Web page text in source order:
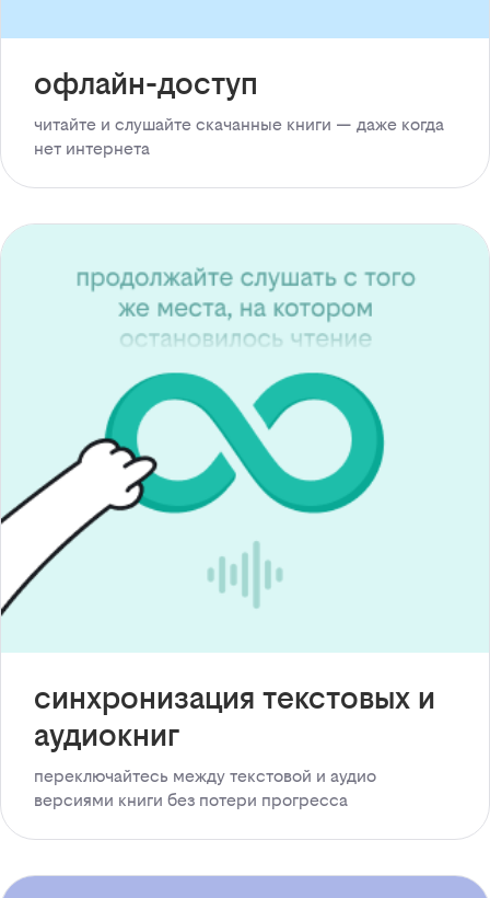
офлайн-доступ
читайте и слушайте скачанные книги — даже когда
нет интернета
синхронизация текстовых и
аудиокниг
переключайтесь между текстовой и аудио
версиями книги без потери прогресса